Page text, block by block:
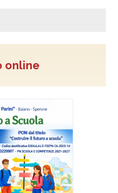
online